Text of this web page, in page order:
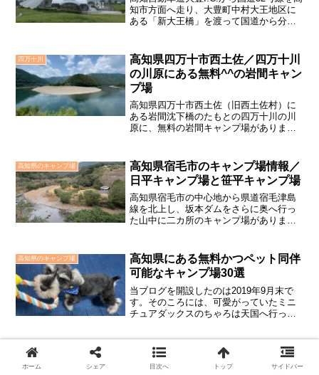
知市方面へ走り、大豊町中村大王地区に
ある「新大王橋」を渡って国道から分岐
よ」があります。フラワーガーデン、レ
ストラン、売店などの施設が充実してい
て、施設の奥にオートキャンプ場が隣接
しています。
四万十川
高知県四万十市西土佐／四万十川
の川原にある無料^^の岩間キャン
プ場
高知県四万十市西土佐（旧西土佐村）に
ある岩間沈下橋のたもとの四万十川の川
原に、無料の岩間キャンプ場がありま
ャンプ場で、緩やかに曲がった四万十川
の素晴らしい風景を楽しめる...
高知県のキャンプ場
高知県宿毛市のキャンプ場情報／
日平キャンプ場と笹平キャンプ場
高知県宿毛市の中心地から県道宿毛津島
線を北上し、坂本ダムをさらに奥へ行っ
た山中に二カ所のキャンプ場がありま
離れた「日平キャンプ場」と「笹平キャ
ンプ場」です。日平キャンプ...
高知県のキャンプ場
高知県にある無料かつペット同伴
可能なキャンプ場30選
当ブログを開設したのは2019年9月末で
す。そのころには、可愛がっていたミニ
チュアダックスのちゃろは天国へ行って
ろ」が登場することはありませんでし
た。最近、ミニチュア・シュナウザーと
縁があり、新しい家族とし...
ホーム シェア 目次へ トップ サイドバー